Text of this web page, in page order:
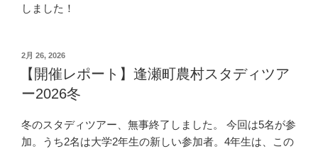
も
ラ
ボ
フ
ス
タ
しました！
投
日:
2月 26, 2026
【開催レポート】逢瀬町農村スタディツア
ー2026冬
冬のスタディツアー、無事終了しました。 今回は5名が参
加。うち2名は大学2年生の新しい参加者。4年生は、この